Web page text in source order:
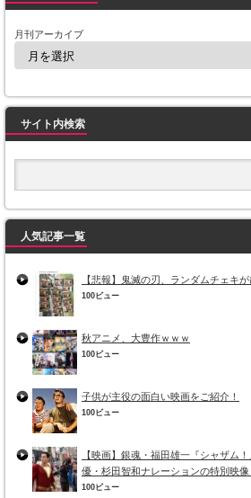
月刊アーカイブ
サイト内検索
人気記事一覧
【悲報】鬼滅の刃、ランダムチェキ
100ビュー
秋アニメ、大豊作ｗｗｗ
100ビュー
子供が主役の面白い映画をご紹介！
100ビュー
【映画】銀魂・福田雄一『シャザム
優・杉田智和ナレーションの特別映像
100ビュー